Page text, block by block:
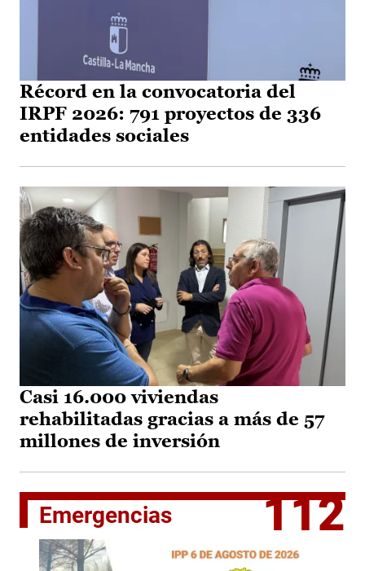
Récord en la convocatoria del
IRPF 2026: 791 proyectos de 336
entidades sociales
Casi 16.000 viviendas
rehabilitadas gracias a más de 57
millones de inversión
Emergencias 112